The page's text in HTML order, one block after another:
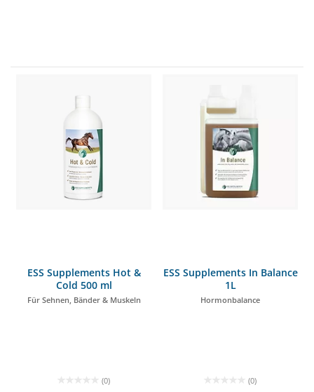
ESS Supplements Hot &
Cold 500 ml
Für Sehnen, Bänder & Muskeln
(0)
ESS Supplements In Balance
1L
Hormonbalance
(0)